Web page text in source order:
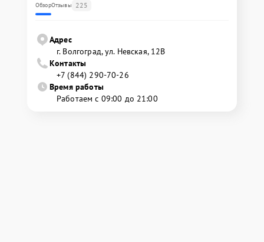
ОбзорОтзывы 225
Адрес
г. Волгоград, ул. Невская, 12В
Контакты
+7 (844) 290-70-26
Время работы
Работаем с 09:00 до 21:00